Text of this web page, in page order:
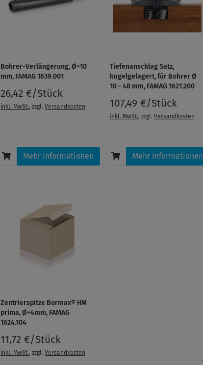
Bohrer-Verlängerung, Ø=10
mm, FAMAG 1639.001
26,42 €/Stück
inkl. MwSt., zzgl.Versandkosten
Mehr Informationen
Tiefenanschlag Satz,
kugelgelagert, für Bohrer Ø
10 - 48 mm, FAMAG 1621.200
107,49 €/Stück
inkl. MwSt., zzgl. Versandkosten
Mehr Informationen
Zentrierspitze Bormax® HM
prima, Ø=4mm, FAMAG
1624.104
11,72 €/Stück
inkl. MwSt., zzgl.Versandkosten